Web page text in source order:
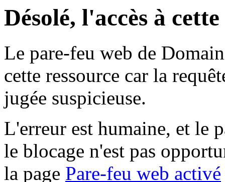
Désolé, l'accès à
Le pare-feu web de
cette ressource car la
jugée suspicieuse.
L'erreur est humaine, et le
le blocage n'est pas
la page Pare-feu web activé